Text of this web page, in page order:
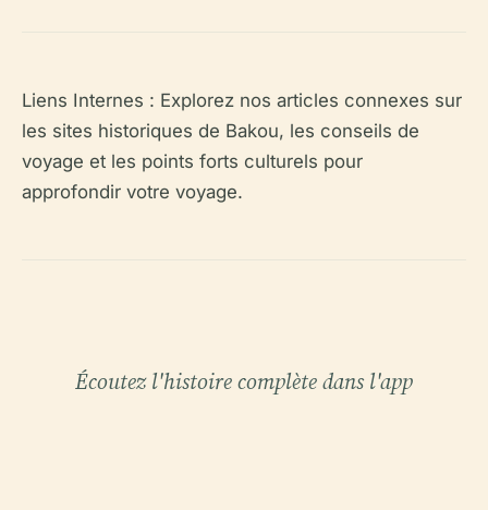
Liens Internes : Explorez nos articles connexes sur
les sites historiques de Bakou, les conseils de
voyage et les points forts culturels pour
approfondir votre voyage.
Écoutez l'histoire complète dans l'app